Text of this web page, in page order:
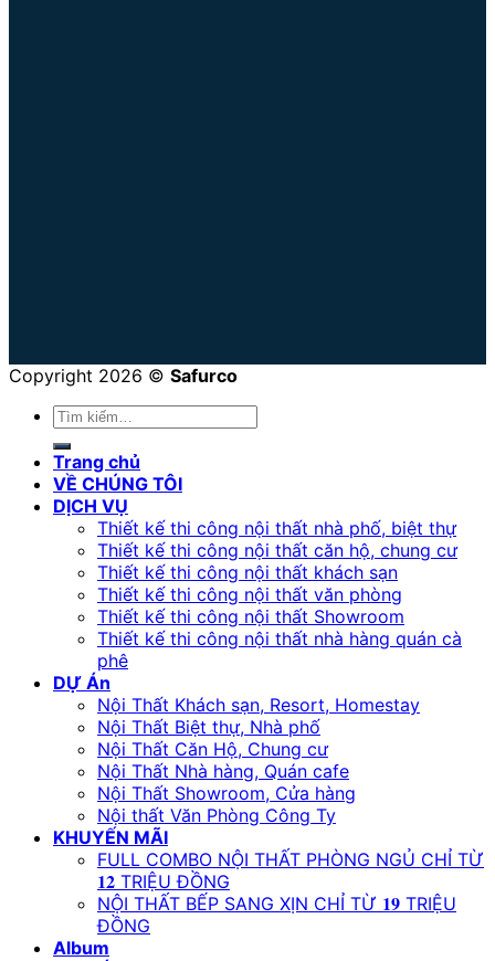
Copyright 2026 © Safurco
Trang chủ
VỀ CHÚNG TÔI
DỊCH VỤ
Thiết kế thi công nội thất nhà phố, biệt thự
Thiết kế thi công nội thất căn hộ, chung cư
Thiết kế thi công nội thất khách sạn
Thiết kế thi công nội thất văn phòng
Thiết kế thi công nội thất Showroom
Thiết kế thi công nội thất nhà hàng quán cà
phê
DỰ Án
Nội Thất Khách sạn, Resort, Homestay
Nội Thất Biệt thự, Nhà phố
Nội Thất Căn Hộ, Chung cư
Nội Thất Nhà hàng, Quán cafe
Nội Thất Showroom, Cửa hàng
Nội thất Văn Phòng Công Ty
KHUYẾN MÃI
FULL COMBO NỘI THẤT PHÒNG NGỦ CHỈ TỪ
𝟏𝟐 TRIỆU ĐỒNG
NỘI THẤT BẾP SANG XỊN CHỈ TỪ 𝟏𝟗 TRIỆU
ĐỒNG
Album